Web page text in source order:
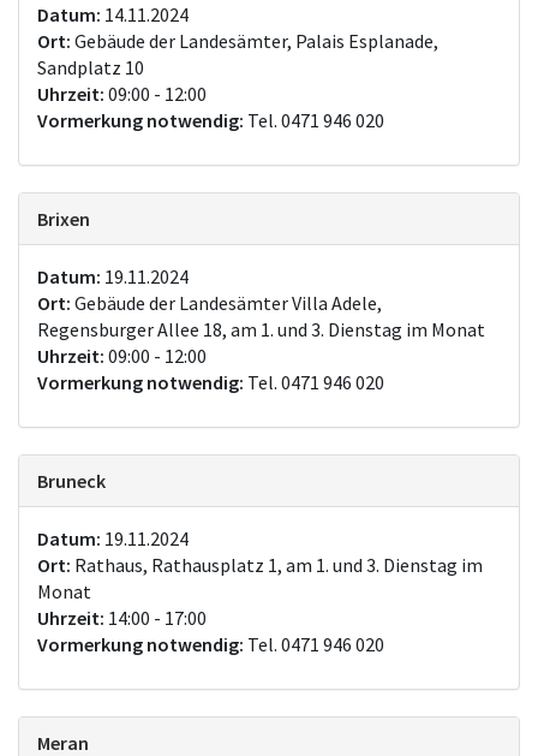
Datum: 14.11.2024
Ort: Gebäude der Landesämter, Palais Esplanade,
Sandplatz 10
Uhrzeit: 09:00 - 12:00
Vormerkung notwendig: Tel. 0471 946 020
Brixen
Datum: 19.11.2024
Ort: Gebäude der Landesämter Villa Adele,
Regensburger Allee 18, am 1. und 3. Dienstag im Monat
Uhrzeit: 09:00 - 12:00
Vormerkung notwendig: Tel. 0471 946 020
Bruneck
Datum: 19.11.2024
Ort: Rathaus, Rathausplatz 1, am 1. und 3. Dienstag im
Monat
Uhrzeit: 14:00 - 17:00
Vormerkung notwendig: Tel. 0471 946 020
Meran